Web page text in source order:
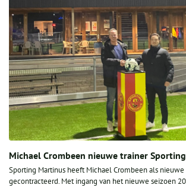
Michael Crombeen nieuwe trainer
Sporting Martinus heeft Michael Crombeen als
gecontracteerd. Met ingang van het nieuwe seizoen